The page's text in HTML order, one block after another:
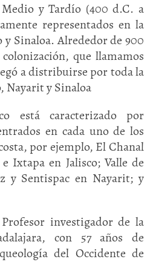
y Tardío (400 d.C. a
representados en la
y Sinaloa. Alrededor de 900
que llamamos
a distribuirse por toda la
Nayarit y Sinaloa
está caracterizado por
en cada uno de los
por ejemplo, El Chanal
Ixtapa en Jalisco; Valle de
y Sentispac en Nayarit; y
Profesor investigador de la
con 57 años de
del Occidente de